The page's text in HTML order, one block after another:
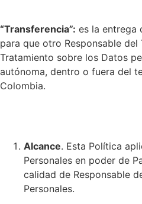
“Transferencia”: es la entrega
para que otro Responsable
Tratamiento sobre los Datos
autónoma, dentro o fuera del
Colombia.
Alcance. Esta Política
Personales en poder de
calidad de Responsable
Personales.